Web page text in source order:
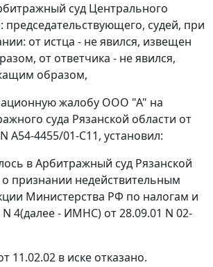
суд Центрального
председательствующего, судей, при
от истца - не явился, извещен
от ответчика - не явился,
образом,
жалобу ООО "А" на
суда Рязанской области от
А54-4455/01-С11, установил:
в Арбитражный суд Рязанской
о признании недействительным
Министерства РФ по налогам и
4(далее - ИМНС) от 28.09.01 N 02-
11.02.02 в иске отказано.